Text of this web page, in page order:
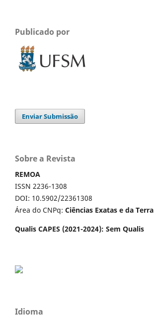
Publicado por
Enviar Submissão
Sobre a Revista
REMOA
ISSN 2236-1308
DOI: 10.5902/22361308
Área do CNPq: Ciências Exatas e da Terra
Qualis CAPES (2021-2024): Sem Qualis
Idioma